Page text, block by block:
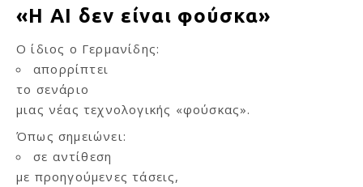
«Η AI δεν είναι φούσκα»
Ο ίδιος ο Γερμανίδης:
απορρίπτει
το σενάριο
μιας νέας τεχνολογικής «φούσκας».
Όπως σημειώνει:
σε αντίθεση
με προηγούμενες τάσεις,